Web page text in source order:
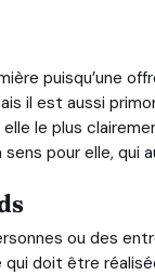
puisqu’une
il est aussi
elle le plus
pour elle, qui
ou des
doit être